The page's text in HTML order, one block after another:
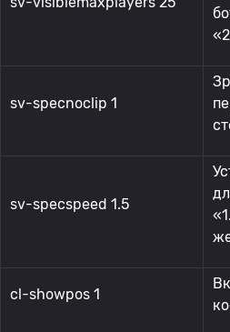
sv-specnoclip 1
sv-specspeed 1.5
cl-showpos 1